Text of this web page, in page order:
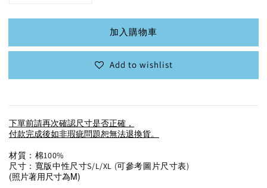
加入購物車
Add to wishlist
下單前請再次確認尺寸是否正確，
付款完成後如非瑕疵問題恕無法退換貨。
材質：棉100%
尺寸：寬版中性尺寸S/L/XL (可參考圖片尺寸表)
(照片著用尺寸為M)